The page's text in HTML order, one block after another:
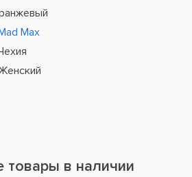
Max
товары в наличии